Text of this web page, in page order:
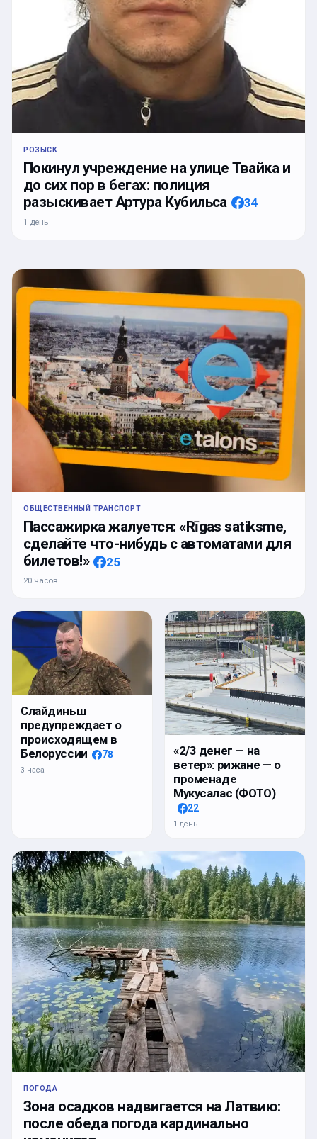
РОЗЫСК
Покинул учреждение на улице Твайка и
до сих пор в бегах: полиция
разыскивает Артура Кубильса
34
1 день
ОБЩЕСТВЕННЫЙ ТРАНСПОРТ
Пассажирка жалуется: «Rīgas satiksme,
сделайте что-нибудь с автоматами для
билетов!»
25
20 часов
Слайдиньш
предупреждает о
происходящем в
Белоруссии
78
3 часа
«2/3 денег — на
ветер»: рижане — о
променаде
Мукусалас (ФОТО)
22
1 день
ПОГОДА
Зона осадков надвигается на Латвию:
после обеда погода кардинально